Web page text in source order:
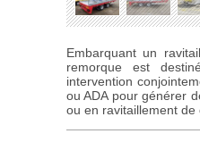
Embarquant un
remorque est
intervention
ou ADA pour générer
ou en ravitaillement de